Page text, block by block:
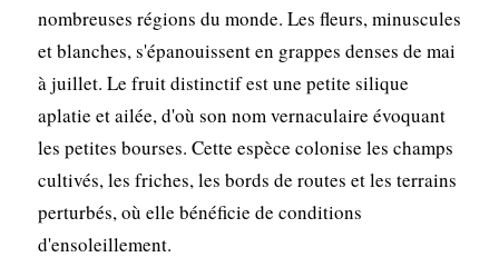
nombreuses régions du monde. Les fleurs, minuscules
et blanches, s'épanouissent en grappes denses de mai
à juillet. Le fruit distinctif est une petite silique
aplatie et ailée, d'où son nom vernaculaire évoquant
les petites bourses. Cette espèce colonise les champs
cultivés, les friches, les bords de routes et les terrains
perturbés, où elle bénéficie de conditions
d'ensoleillement.